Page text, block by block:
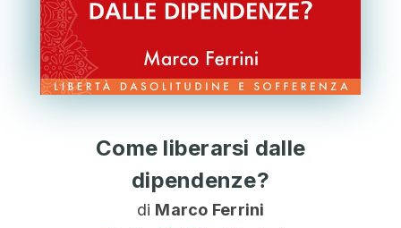
Come liberarsi dalle
dipendenze?
di Marco Ferrini